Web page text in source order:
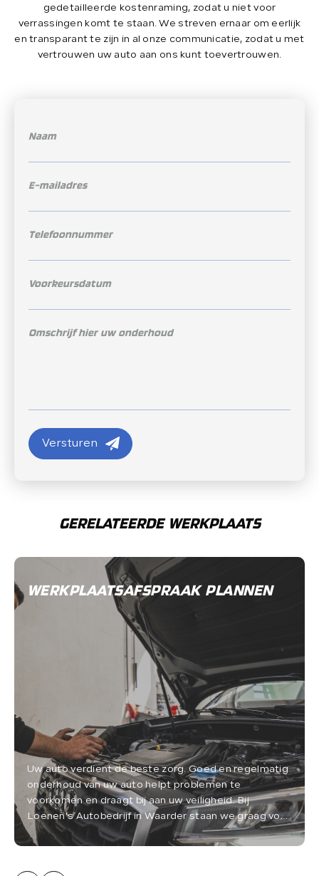
gedetailleerde kostenraming, zodat u niet voor
verrassingen komt te staan. We streven ernaar om eerlijk
en transparant te zijn in al onze communicatie, zodat u met
vertrouwen uw auto aan ons kunt toevertrouwen.
Versturen
GERELATEERDE WERKPLAATS
WERKPLAATSAFSPRAAK PLANNEN
Uw auto verdient de beste zorg. Goed en regelmatig
onderhoud van uw auto helpt problemen te
voorkomen en draagt bij aan uw veiligheid. Bij
Loenen's Autobedrijf in Waarder staan we graag voor
u klaar.